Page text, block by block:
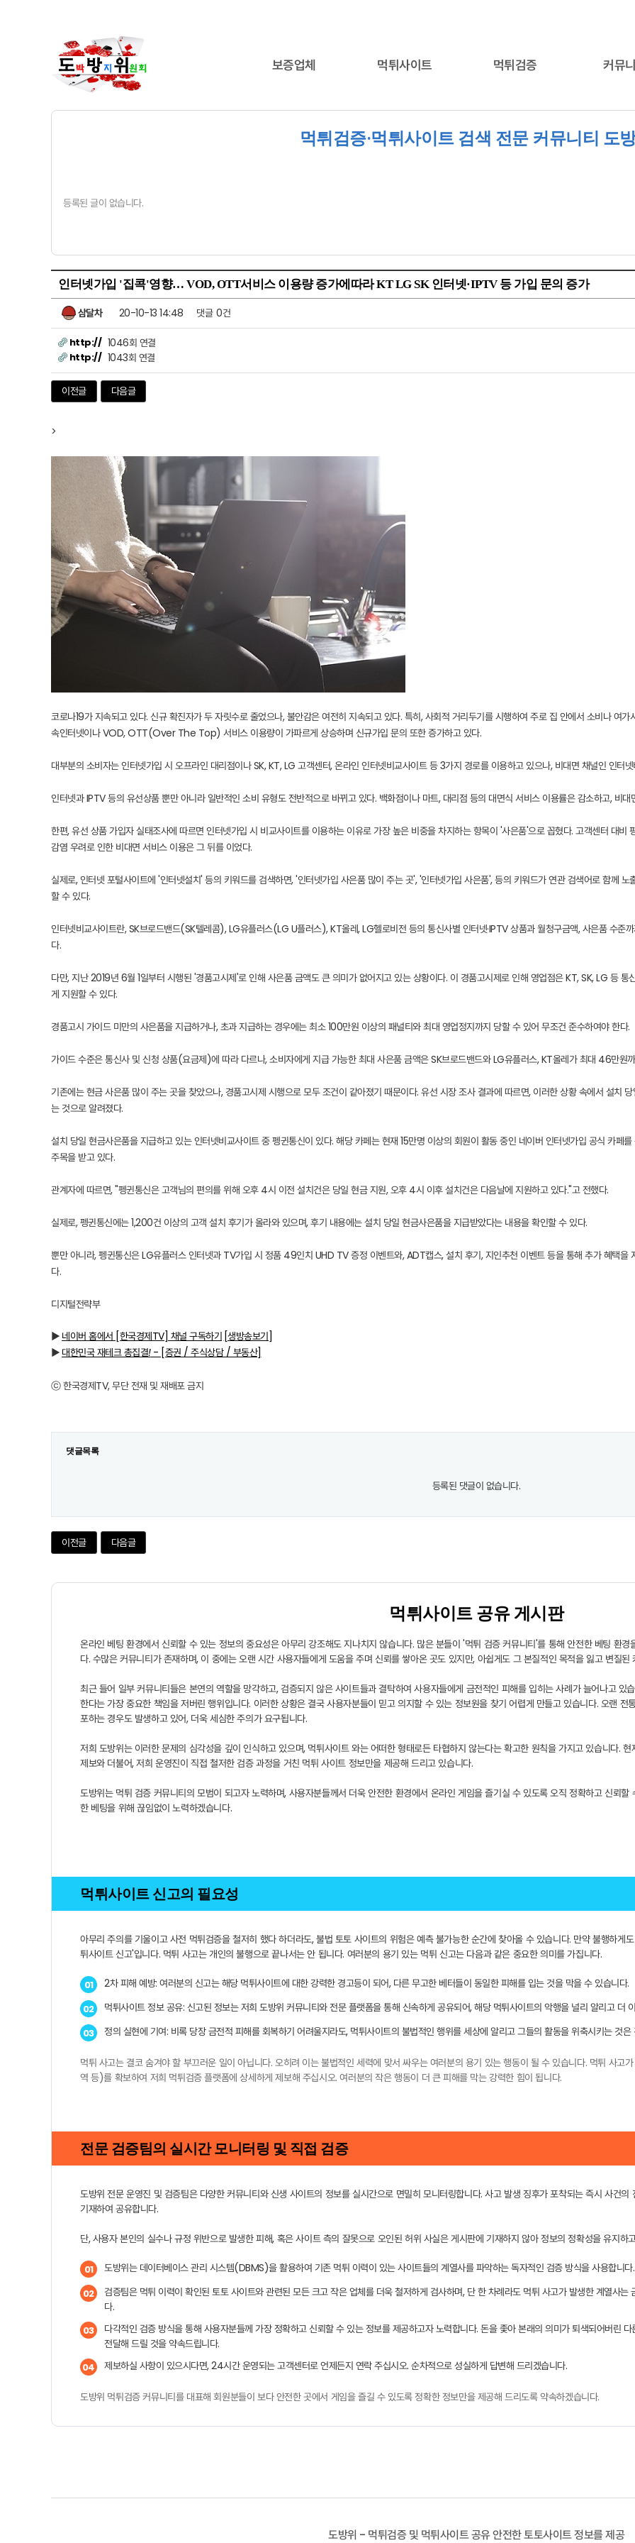
보증업체 먹튀사이트 먹튀검증 커뮤
먹튀검증·먹튀사이트 검색 전문 커뮤니티 도
등록된 글이 없습니다.
인터넷가입 '집콕'영향… VOD, OTT서비스 이용량 증가에따라 KT LG SK 인터넷·IPTV 등 가입 문의 증가
삼달차 20-10-13 14:48 댓글 0건
http:// 1046회 연결
http:// 1043회 연결
이전글 다음글
>
코로나19가 지속되고 있다. 신규 확진자가 두 자릿수로 줄었으나, 불안감은 여전히 지속되고 있다. 특히, 사회적 거리두기를 시행하여 주로 집 안에서 소비나 여
속인터넷이나 VOD, OTT(Over The Top) 서비스 이용량이 가파르게 상승하며 신규가입 문의 또한 증가하고 있다.
대부분의 소비자는 인터넷가입 시 오프라인 대리점이나 SK, KT, LG 고객센터, 온라인 인터넷비교사이트 등 3가지 경로를 이용하고 있으나, 비대면 채널인 인터
인터넷과 IPTV 등의 유선상품 뿐만 아니라 일반적인 소비 유형도 전반적으로 바뀌고 있다. 백화점이나 마트, 대리점 등의 대면식 서비스 이용률은 감소하고, 비
한편, 유선 상품 가입자 실태조사에 따르면 인터넷가입 시 비교사이트를 이용하는 이유로 가장 높은 비중을 차지하는 항목이 '사은품'으로 꼽혔다. 고객센터 대
감염 우려로 인한 비대면 서비스 이용은 그 뒤를 이었다.
실제로, 인터넷 포털사이트에 '인터넷설치' 등의 키워드를 검색하면, '인터넷가입 사은품 많이 주는 곳', '인터넷가입 사은품', 등의 키워드가 연관 검색어로 함께
할 수 있다.
인터넷비교사이트란, SK브로드밴드(SK텔레콤), LG유플러스(LG U플러스), KT올레, LG헬로비전 등의 통신사별 인터넷·IPTV 상품과 월청구금액, 사은품 수준
다.
다만, 지난 2019년 6월 1일부터 시행된 '경품고시제'로 인해 사은품 금액도 큰 의미가 없어지고 있는 상황이다. 이 경품고시제로 인해 영업점은 KT, SK, LG 등
게 지원할 수 있다.
경품고시 가이드 미만의 사은품을 지급하거나, 초과 지급하는 경우에는 최소 100만원 이상의 패널티와 최대 영업정지까지 당할 수 있어 무조건 준수하여야 한다.
가이드 수준은 통신사 및 신청 상품(요금제)에 따라 다르나, 소비자에게 지급 가능한 최대 사은품 금액은 SK브로드밴드와 LG유플러스, KT올레가 최대 46만원
기존에는 현금 사은품 많이 주는 곳을 찾았으나, 경품고시제 시행으로 모두 조건이 같아졌기 때문이다. 유선 시장 조사 결과에 따르면, 이러한 상황 속에서 설치
는 것으로 알려졌다.
설치 당일 현금사은품을 지급하고 있는 인터넷비교사이트 중 펭귄통신이 있다. 해당 카페는 현재 15만명 이상의 회원이 활동 중인 네이버 인터넷가입 공식 카페
주목을 받고 있다.
관계자에 따르면, "펭귄통신은 고객님의 편의를 위해 오후 4시 이전 설치건은 당일 현금 지원, 오후 4시 이후 설치건은 다음날에 지원하고 있다."고 전했다.
실제로, 펭귄통신에는 1,200건 이상의 고객 설치 후기가 올라와 있으며, 후기 내용에는 설치 당일 현금사은품을 지급받았다는 내용을 확인할 수 있다.
뿐만 아니라, 펭귄통신은 LG유플러스 인터넷과 TV가입 시 정품 49인치 UHD TV 증정 이벤트와, ADT캡스, 설치 후기, 지인추천 이벤트 등을 통해 추가 혜택을
다.
디지털전략부
▶ 네이버 홈에서 [한국경제TV] 채널 구독하기 [생방송보기]
▶ 대한민국 재테크 총집결!- [증권 / 주식상담 / 부동산]
ⓒ 한국경제TV, 무단 전재 및 재배포 금지
댓글목록
등록된 댓글이 없습니다.
이전글 다음글
먹튀사이트 공유 게시판
온라인 베팅 환경에서 신뢰할 수 있는 정보의 중요성은 아무리 강조해도 지나치지 않습니다. 많은 분들이 '먹튀 검증 커뮤니티'를 통해 안전한 베팅 환
다. 수많은 커뮤니티가 존재하며, 이 중에는 오랜 시간 사용자들에게 도움을 주며 신뢰를 쌓아온 곳도 있지만, 아쉽게도 그 본질적인 목적을 잃고 변질된
최근 들어 일부 커뮤니티들은 본연의 역할을 망각하고, 검증되지 않은 사이트들과 결탁하여 사용자들에게 금전적인 피해를 입히는 사례가 늘어나고 있
한다는 가장 중요한 책임을 저버린 행위입니다. 이러한 상황은 결국 사용자분들이 믿고 의지할 수 있는 정보원을 찾기 어렵게 만들고 있습니다. 오랜
포하는 경우도 발생하고 있어, 더욱 세심한 주의가 요구됩니다.
저희 도방위는 이러한 문제의 심각성을 깊이 인식하고 있으며, 먹튀사이트 와는 어떠한 형태로든 타협하지 않는다는 확고한 원칙을 가지고 있습니다.
제보와 더불어, 저희 운영진이 직접 철저한 검증 과정을 거친 먹튀 사이트 정보만을 제공해 드리고 있습니다.
도방위는 먹튀 검증 커뮤니티의 모범이 되고자 노력하며, 사용자분들께서 더욱 안전한 환경에서 온라인 게임을 즐기실 수 있도록 오직 정확하고 신뢰
한 베팅을 위해 끊임없이 노력하겠습니다.
먹튀사이트 신고의 필요성
아무리 주의를 기울이고 사전 먹튀검증을 철저히 했다 하더라도, 불법 토토 사이트의 위험은 예측 불가능한 순간에 찾아올 수 있습니다. 만약 불행하게
튀사이트 신고'입니다. 먹튀 사고는 개인의 불행으로 끝나서는 안 됩니다. 여러분의 용기 있는 먹튀 신고는 다음과 같은 중요한 의미를 가집니다.
01 2차 피해 예방: 여러분의 신고는 해당 먹튀사이트에 대한 강력한 경고등이 되어, 다른 무고한 베터들이 동일한 피해를 입는 것을 막을 수 있습니다.
02 먹튀사이트 정보 공유: 신고된 정보는 저희 도방위 커뮤니티와 전문 플랫폼을 통해 신속하게 공유되어, 해당 먹튀사이트의 악행을 널리 알리고 더
03 정의 실현에 기여: 비록 당장 금전적 피해를 회복하기 어려울지라도, 먹튀사이트의 불법적인 행위를 세상에 알리고 그들의 활동을 위축시키는 것
먹튀 사고는 결코 숨겨야 할 부끄러운 일이 아닙니다. 오히려 이는 불법적인 세력에 맞서 싸우는 여러분의 용기 있는 행동이 될 수 있습니다. 먹튀 사고
역 등)를 확보하여 저희 먹튀검증 플랫폼에 상세하게 제보해 주십시오. 여러분의 작은 행동이 더 큰 피해를 막는 강력한 힘이 됩니다.
전문 검증팀의 실시간 모니터링 및 직접 검증
도방위 전문 운영진 및 검증팀은 다양한 커뮤니티와 신생 사이트의 정보를 실시간으로 면밀히 모니터링합니다. 사고 발생 징후가 포착되는 즉시 사건
기재하여 공유합니다.
단, 사용자 본인의 실수나 규정 위반으로 발생한 피해, 혹은 사이트 측의 잘못으로 오인된 허위 사실은 게시판에 기재하지 않아 정보의 정확성을 유지하
01 도방위는 데이터베이스 관리 시스템(DBMS)을 활용하여 기존 먹튀 이력이 있는 사이트들의 계열사를 파악하는 독자적인 검증 방식을 사용합니다.
02
검증팀은 먹튀 이력이 확인된 토토 사이트와 관련된 모든 크고 작은 업체를 더욱 철저하게 검사하며, 단 한 차례라도 먹튀 사고가 발생한 계열사
다.
03
다각적인 검증 방식을 통해 사용자분들께 가장 정확하고 신뢰할 수 있는 정보를 제공하고자 노력합니다. 돈을 좇아 본래의 의미가 퇴색되어버린
전달해 드릴 것을 약속드립니다.
04 제보하실 사항이 있으시다면, 24시간 운영되는 고객센터로 언제든지 연락 주십시오. 순차적으로 성실하게 답변해 드리겠습니다.
도방위 먹튀검증 커뮤니티를 대표해 회원분들이 보다 안전한 곳에서 게임을 즐길 수 있도록 정확한 정보만을 제공해 드리도록 약속하겠습니다.
도방위 - 먹튀검증 및 먹튀사이트 공유 안전한 토토사이트 정보를 제공